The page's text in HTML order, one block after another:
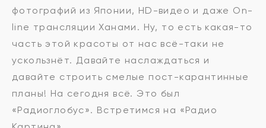
фотографий из Японии, HD-видео и даже On-
line трансляции Ханами. Ну, то есть какая-то
часть этой красоты от нас всё-таки не
ускользнёт. Давайте наслаждаться и
давайте строить смелые пост-карантинные
планы! На сегодня всё. Это был
«Радиоглобус». Встретимся на «Радио